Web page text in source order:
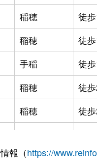
稲穂 徒
稲穂 徒
手稲 徒
稲穂 徒
稲穂 徒
手稲 徒
報（https://